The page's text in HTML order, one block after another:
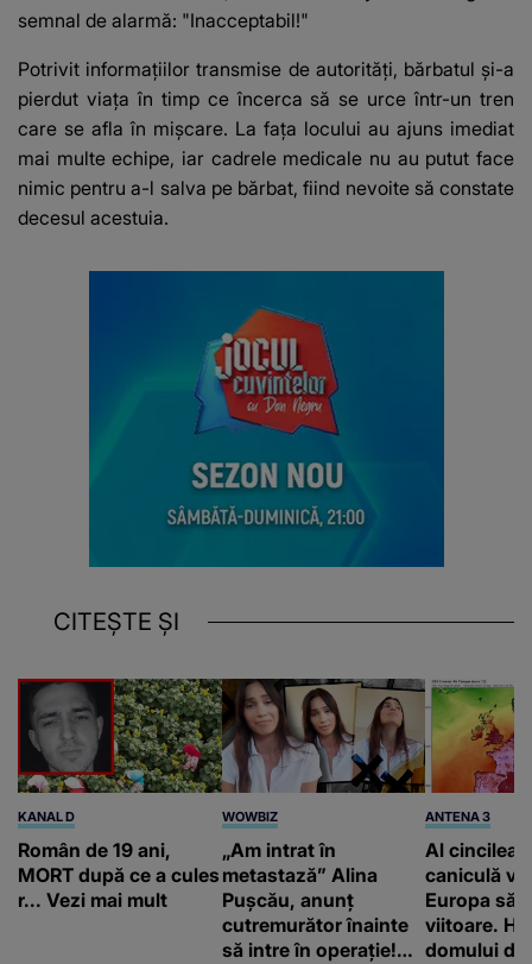
semnal de alarmă: "Inacceptabil!"
Potrivit informațiilor transmise de autorități, bărbatul și-a
pierdut viața în timp ce încerca să se urce într-un tren
care se afla în mișcare. La fața locului au ajuns imediat
mai multe echipe, iar cadrele medicale nu au putut face
nimic pentru a-l salva pe bărbat, fiind nevoite să constate
decesul acestuia.
CITEȘTE ȘI
KANAL D
Român de 19 ani,
MORT după ce a cules
r... Vezi mai mult
WOWBIZ
„Am intrat în
metastază” Alina
Pușcău, anunț
cutremurător înainte
să intre în operație!
ANTENA 3
Al cincilea
caniculă
Europa
viitoare.
domului de